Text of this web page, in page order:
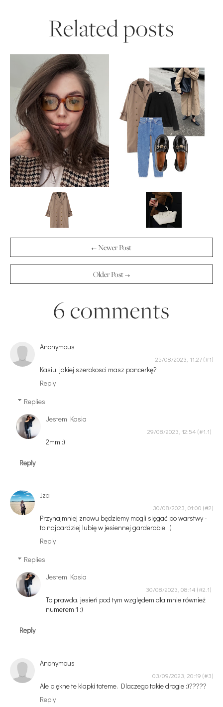
Related posts
← Newer Post
Older Post →
6 comments
Anonymous
25/08/2023, 11:27
Kasiu, jakiej szerokosci masz pancerkę?
Reply
Replies
Jestem Kasia
29/08/2023, 12:54
2mm :)
Reply
Iza
30/08/2023, 01:00
Przynajmniej znowu będziemy mogli sięgać po warstwy -
to najbardziej lubię w jesiennej garderobie. ;)
Reply
Replies
Jestem Kasia
30/08/2023, 08:14
To prawda, jesień pod tym względem dla mnie również
numerem 1 :)
Reply
Anonymous
03/09/2023, 20:19
Ale piękne te klapki toteme. Dlaczego takie drogie :)?????
Reply